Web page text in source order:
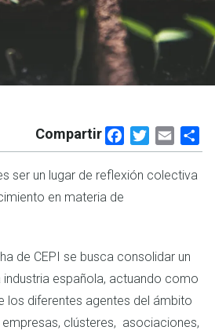
Compartir FacebookTwitterEmail
ser un lugar de reflexión colectiva
en materia de
de CEPI se busca consolidar un
española, actuando como
los diferentes agentes del ámbito
empresas, clústeres, asociaciones,